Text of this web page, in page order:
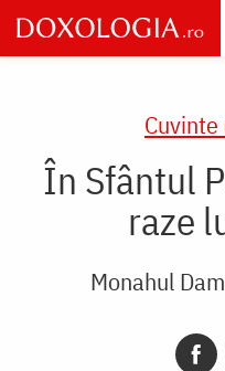
Skip
to
main
În Sfântul
raze
Monahul